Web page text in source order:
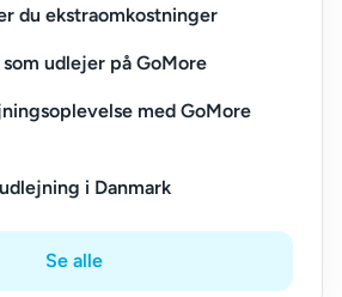
du ekstraomkostninger
udlejer på GoMore
med GoMore
i Danmark
Se alle